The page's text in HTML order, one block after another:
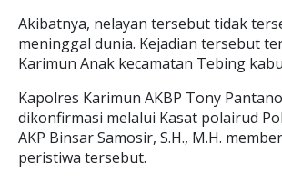
Akibatnya, nelayan tersebut tidak
meninggal dunia. Kejadian tersebut
Karimun Anak kecamatan Tebing
Kapolres Karimun AKBP Tony
dikonfirmasi melalui Kasat polairud
AKP Binsar Samosir, S.H., M.H.
peristiwa tersebut.